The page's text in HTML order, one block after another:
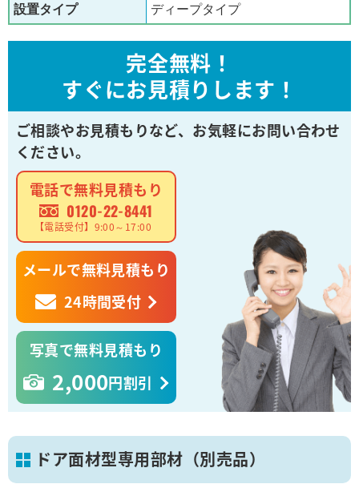
設置タイプ
ディープタイプ
完全無料！
すぐにお見積りします！
ご相談やお見積もりなど、 お気軽にお問い合わせ
ください。
電話で無料見積もり
0120-22-8441
【電話受付】9:00～17:00
メールで無料見積もり
24時間受付
写真で無料見積もり
2,000円割引
ドア面材型専用部材（別売品）